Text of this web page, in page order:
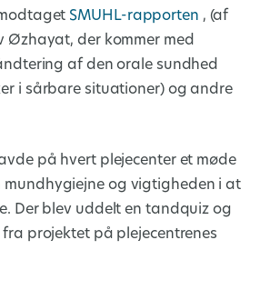
SMUHL-rapporten , (af
Øzhayat, der kommer med
af den orale sundhed
i sårbare situationer) og andre
på hvert plejecenter et møde
mundhygiejne og vigtigheden i at
Der blev uddelt en tandquiz og
projektet på plejecentrenes